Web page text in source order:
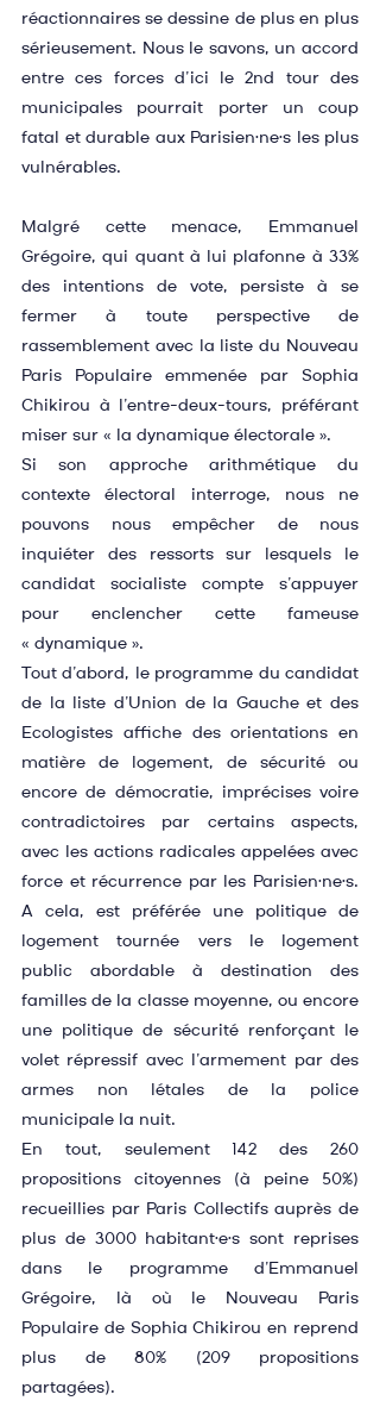
réactionnaires se dessine de plus en plus
sérieusement. Nous le savons, un accord
entre ces forces d’ici le 2nd tour des
municipales pourrait porter un coup
fatal et durable aux Parisien·ne·s les plus
vulnérables.
Malgré cette menace, Emmanuel
Grégoire, qui quant à lui plafonne à 33%
des intentions de vote, persiste à se
fermer à toute perspective de
rassemblement avec la liste du Nouveau
Paris Populaire emmenée par Sophia
Chikirou à l’entre-deux-tours, préférant
miser sur « la dynamique électorale ».
Si son approche arithmétique du
contexte électoral interroge, nous ne
pouvons nous empêcher de nous
inquiéter des ressorts sur lesquels le
candidat socialiste compte s’appuyer
pour enclencher cette fameuse
« dynamique ».
Tout d’abord, le programme du candidat
de la liste d’Union de la Gauche et des
Ecologistes affiche des orientations en
matière de logement, de sécurité ou
encore de démocratie, imprécises voire
contradictoires par certains aspects,
avec les actions radicales appelées avec
force et récurrence par les Parisien·ne·s.
A cela, est préférée une politique de
logement tournée vers le logement
public abordable à destination des
familles de la classe moyenne, ou encore
une politique de sécurité renforçant le
volet répressif avec l’armement par des
armes non létales de la police
municipale la nuit.
En tout, seulement 142 des 260
propositions citoyennes (à peine 50%)
recueillies par Paris Collectifs auprès de
plus de 3000 habitant·e·s sont reprises
dans le programme d’Emmanuel
Grégoire, là où le Nouveau Paris
Populaire de Sophia Chikirou en reprend
plus de 80% (209 propositions
partagées).